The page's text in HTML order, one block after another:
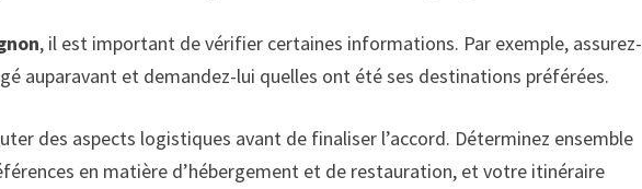
, il est important de vérifier certaines informations. Par exemple, assurez-
auparavant et demandez-lui quelles ont été ses destinations préférées.
des aspects logistiques avant de finaliser l’accord. Déterminez ensemble
en matière d’hébergement et de restauration, et votre itinéraire